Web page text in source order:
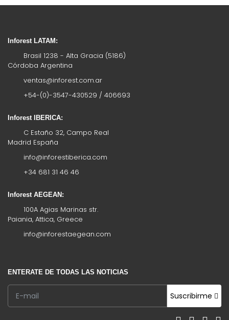
Inforest LATAM:
Brasil 1238 - Alta Gracia (5186)
Córdoba Argentina
ventas@inforest.com.ar
+54-(0)-3547-430529 / 406693
Inforest IBERICA:
C Estaño 32, Campo Real
Madrid España
info@inforestiberica.com
+34 681 31 46 46
Inforest AEGEAN:
100A Agias Marinas str.
Paiania, Attica, Greece
info@inforestaegean.com
ENTERATE DE TODAS LAS NOTICIAS
Suscribirme